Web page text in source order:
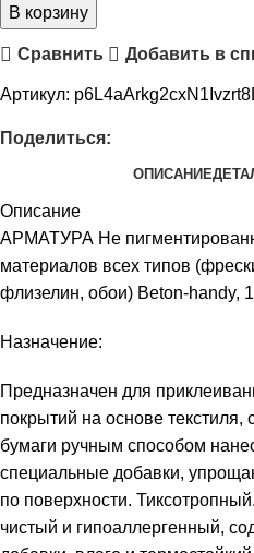
В корзину
Сравнить Добавить в
Артикул:
Поделиться:
ОПИСАНИЕ
Описание
АРМАТУРА Не
материалов всех типов
флизелин, обои) Beton-handy,
Назначение:
Предназначен для
покрытий на основе текстиля,
бумаги ручным способом
специальные добавки,
по поверхности.
чистый и гипоаллергенный,